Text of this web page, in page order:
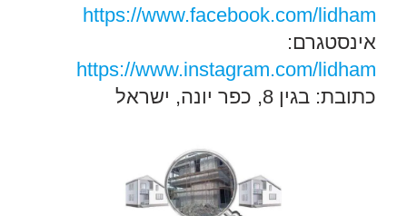
https://www.facebook.com/lidham
אינסטגרם:
https://www.instagram.com/lidham
כתובת: בגין 8, כפר יונה, ישראל